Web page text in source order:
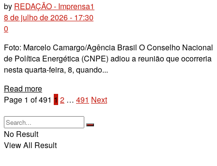
by REDAÇÃO - Imprensa1
8 de julho de 2026 - 17:30
0
Foto: Marcelo Camargo/Agência Brasil O Conselho Nacional
de Política Energética (CNPE) adiou a reunião que ocorreria
nesta quarta-feira, 8, quando...
Read moreDetails
Page 1 of 491 1 2 … 491 Next
No Result
View All Result